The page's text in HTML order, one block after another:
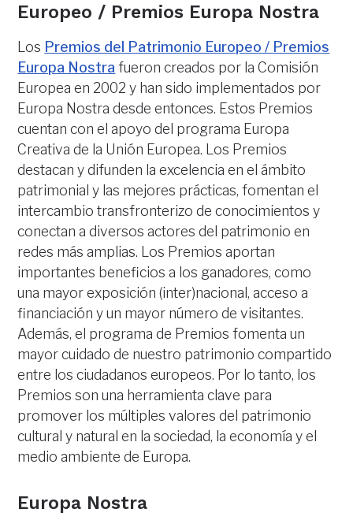
Europeo / Premios Europa Nostra
Los Premios del Patrimonio Europeo / Premios
Europa Nostra fueron creados por la Comisión
Europea en 2002 y han sido implementados por
Europa Nostra desde entonces. Estos Premios
cuentan con el apoyo del programa Europa
Creativa de la Unión Europea. Los Premios
destacan y difunden la excelencia en el ámbito
patrimonial y las mejores prácticas, fomentan el
intercambio transfronterizo de conocimientos y
conectan a diversos actores del patrimonio en
redes más amplias. Los Premios aportan
importantes beneficios a los ganadores, como
una mayor exposición (inter)nacional, acceso a
financiación y un mayor número de visitantes.
Además, el programa de Premios fomenta un
mayor cuidado de nuestro patrimonio compartido
entre los ciudadanos europeos. Por lo tanto, los
Premios son una herramienta clave para
promover los múltiples valores del patrimonio
cultural y natural en la sociedad, la economía y el
medio ambiente de Europa.
Europa Nostra